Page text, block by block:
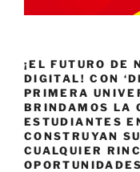
¡EL FUTURO DE
DIGITAL! CON
PRIMERA
BRINDAMOS LA
ESTUDIANTES
CONSTRUYAN
CUALQUIER